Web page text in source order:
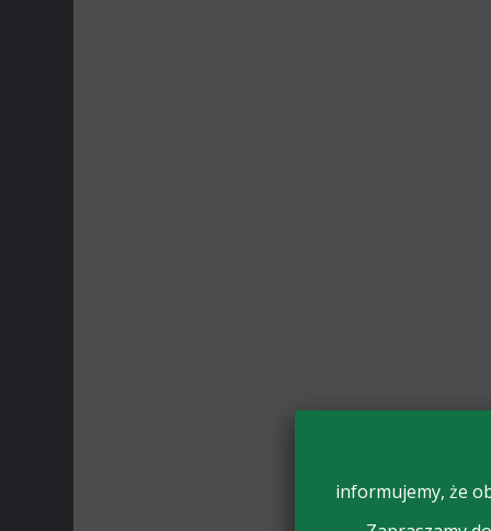
informujemy, że